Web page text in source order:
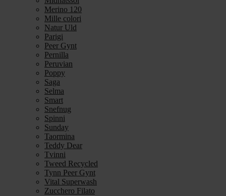
Merino 120
Mille colori
Natur Uld
Parigi
Peer Gynt
Pernilla
Peruvian
Poppy
Saga
Selma
Smart
Snefnug
Spinni
Sunday
Taormina
Teddy Dear
Tvinni
Tweed Recycled
Tynn Peer Gynt
Vital Superwash
Zucchero Filato